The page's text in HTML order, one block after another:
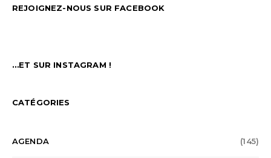
REJOIGNEZ-NOUS SUR FACEBOOK
…ET SUR INSTAGRAM !
CATÉGORIES
AGENDA (145)